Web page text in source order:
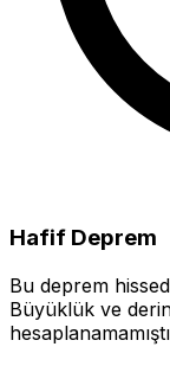
Hafif Deprem
Bu deprem
Büyüklük ve